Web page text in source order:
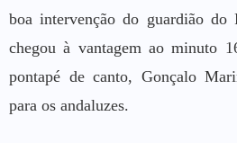
boa intervenção do guardião
chegou à vantagem ao minuto
pontapé de canto, Gonçalo
para os andaluzes.